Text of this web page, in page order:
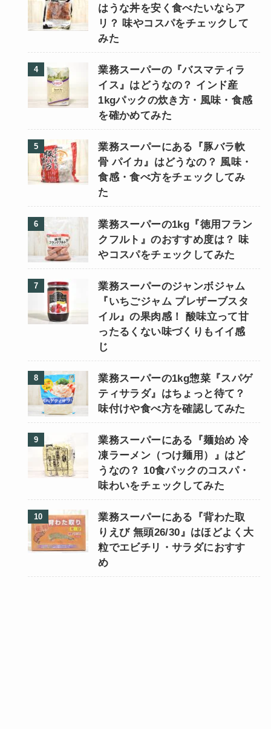
はうな丼を安く食べたいならア
リ？ 味やコスパをチェックして
みた
業務スーパーの『バスマティラ
イス』はどうなの？ インド産
1kgパックの炊き方・風味・食感
を確かめてみた
業務スーパーにある『豚バラ軟
骨 パイカ』はどうなの？ 風味・
食感・食べ方をチェックしてみ
た
業務スーパーの1kg『徳用フラン
クフルト』のおすすめ度は？ 味
やコスパをチェックしてみた
業務スーパーのジャンボジャム
『いちごジャム プレザーブスタ
イル』の果肉感！ 酸味立って甘
ったるくない味づくりもイイ感
じ
業務スーパーの1kg惣菜『スパゲ
ティサラダ』はちょっと待て？
味付けや食べ方を確認してみた
業務スーパーにある『麺始め 冷
凍ラーメン（つけ麺用）』はど
うなの？ 10食パックのコスパ・
味わいをチェックしてみた
業務スーパーにある『背わた取
りえび 無頭26/30』はほどよく大
粒でエビチリ・サラダにおすす
め